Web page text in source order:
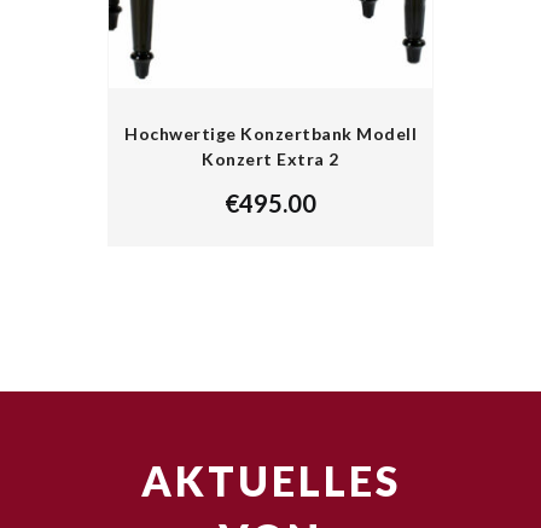
Hochwertige Konzertbank Modell
Konzert Extra 2
€495.00
AKTUELLES